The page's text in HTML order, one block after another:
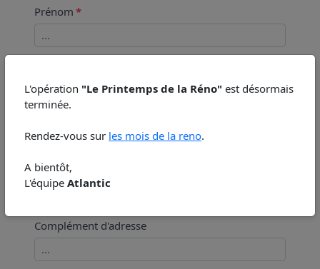
L'opération "Le Printemps de la Réno" est désormais
terminée.
Rendez-vous sur les mois de la reno.
A bientôt,
L'équipe Atlantic
Prénom
Adresse
Complément d'adresse